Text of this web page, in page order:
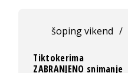
šoping vikend /
Tiktokerima
ZABRANJENO snimanje